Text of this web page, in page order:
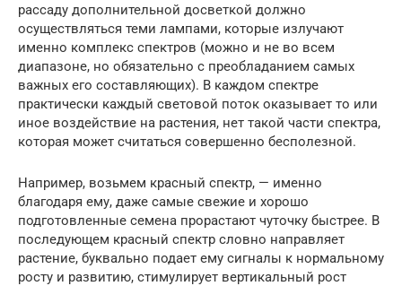
рассаду дополнительной досветкой должно
осуществляться теми лампами, которые излучают
именно комплекс спектров (можно и не во всем
диапазоне, но обязательно с преобладанием самых
важных его составляющих). В каждом спектре
практически каждый световой поток оказывает то или
иное воздействие на растения, нет такой части спектра,
которая может считаться совершенно бесполезной.
Например, возьмем красный спектр, — именно
благодаря ему, даже самые свежие и хорошо
подготовленные семена прорастают чуточку быстрее. В
последующем красный спектр словно направляет
растение, буквально подает ему сигналы к нормальному
росту и развитию, стимулирует вертикальный рост